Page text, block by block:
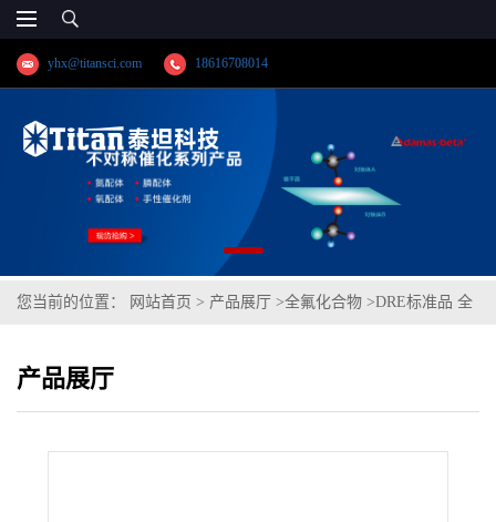
yhx@titansci.com 18616708014
您当前的位置： 网站首页 > 产品展厅 >全氟化合物 >DRE标准品 全
产品展厅